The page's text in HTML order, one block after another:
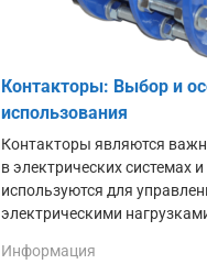
Контакторы: Выбор и
использования
Контакторы являются
в электрических системах
используются для
электрическими
Информация